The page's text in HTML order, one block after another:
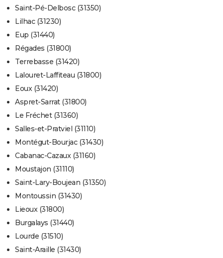
Saint-Pé-Delbosc (31350)
Lilhac (31230)
Eup (31440)
Régades (31800)
Terrebasse (31420)
Lalouret-Laffiteau (31800)
Eoux (31420)
Aspret-Sarrat (31800)
Le Fréchet (31360)
Salles-et-Pratviel (31110)
Montégut-Bourjac (31430)
Cabanac-Cazaux (31160)
Moustajon (31110)
Saint-Lary-Boujean (31350)
Montoussin (31430)
Lieoux (31800)
Burgalays (31440)
Lourde (31510)
Saint-Araille (31430)